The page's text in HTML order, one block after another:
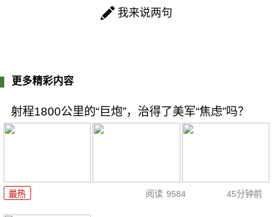
我来说两句
更多精彩内容
射程1800公里的“巨炮”，治得了美军“焦虑”吗？
最热 阅读 9584 45分钟前